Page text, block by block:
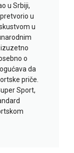
u Srbiji,
u
u
o
da
priče.
Sport,